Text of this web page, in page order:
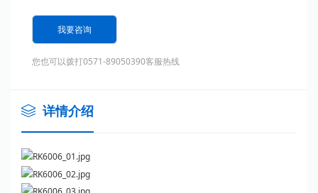
我要咨询
您也可以拨打0571-89050390客服热线
详情介绍